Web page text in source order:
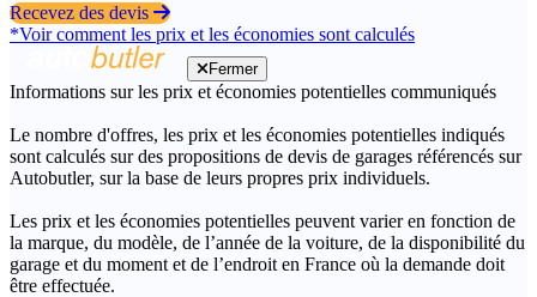
Recevez des devis
*Voir comment les prix et les économies sont calculés
Fermer
Informations sur les prix et économies potentielles communiqués
Le nombre d'offres, les prix et les économies potentielles indiqués
sont calculés sur des propositions de devis de garages référencés sur
Autobutler, sur la base de leurs propres prix individuels.
Les prix et les économies potentielles peuvent varier en fonction de
la marque, du modèle, de l’année de la voiture, de la disponibilité du
garage et du moment et de l’endroit en France où la demande doit
être effectuée.